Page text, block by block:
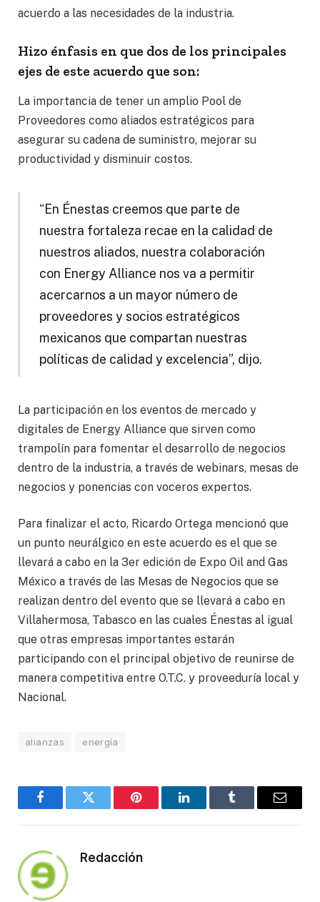
acuerdo a las necesidades de la industria.
Hizo énfasis en que dos de los principales
ejes de este acuerdo que son:
La importancia de tener un amplio Pool de
Proveedores como aliados estratégicos para
asegurar su cadena de suministro, mejorar su
productividad y disminuir costos.
“En Énestas creemos que parte de
nuestra fortaleza recae en la calidad de
nuestros aliados, nuestra colaboración
con Energy Alliance nos va a permitir
acercarnos a un mayor número de
proveedores y socios estratégicos
mexicanos que compartan nuestras
políticas de calidad y excelencia”, dijo.
La participación en los eventos de mercado y
digitales de Energy Alliance que sirven como
trampolín para fomentar el desarrollo de negocios
dentro de la industria, a través de webinars, mesas de
negocios y ponencias con voceros expertos.
Para finalizar el acto, Ricardo Ortega mencionó que
un punto neurálgico en este acuerdo es el que se
llevará a cabo en la 3er edición de Expo Oil and Gas
México a través de las Mesas de Negocios que se
realizan dentro del evento que se llevará a cabo en
Villahermosa, Tabasco en las cuales Énestas al igual
que otras empresas importantes estarán
participando con el principal objetivo de reunirse de
manera competitiva entre O.T.C. y proveeduría local y
Nacional.
alianzas energía
FacebookTwitter Pinterest LinkedInTumblr Email
Redacción